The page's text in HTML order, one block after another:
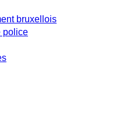
bruxellois
police